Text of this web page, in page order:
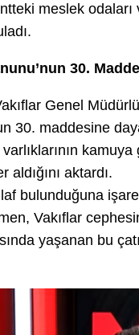
meslek odaları
30.
Genel
30. maddesine
aktardı.
bulunduğuna
Vakıflar
yaşanan bu